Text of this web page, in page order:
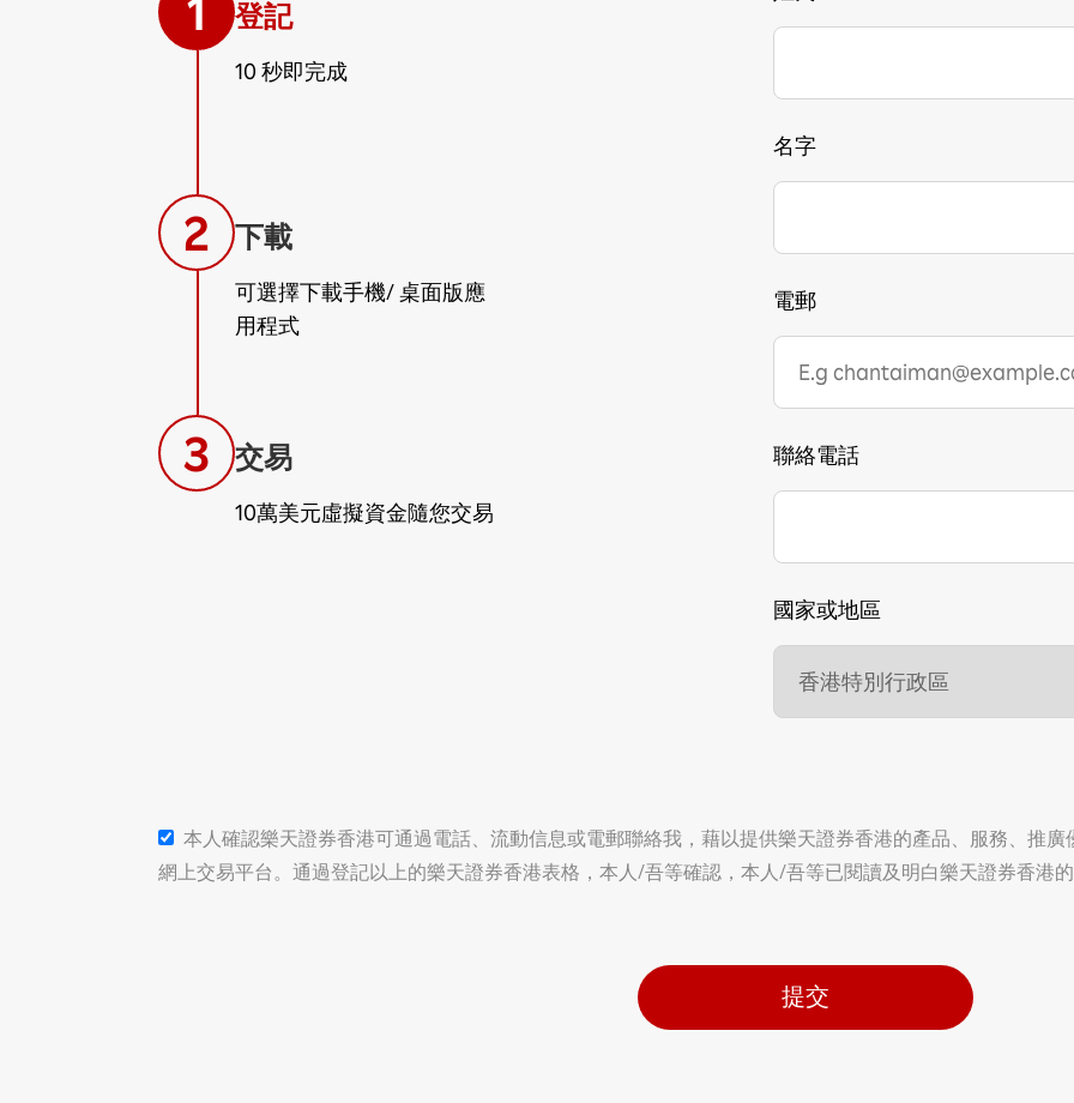
登記
10 秒即完成
2 下載
可選擇下載手機/ 桌面版應
用程式
3 交易
10萬美元虛擬資金隨您交易
名字
電郵
聯絡電話
國家或地區
本人確認樂天證券香港可通過電話、流動信息或電郵聯絡我，藉以提供樂天證券香港的產品、服務、推
網上交易平台。通過登記以上的樂天證券香港表格，本人/吾等確認，本人/吾等已閱讀及明白樂天證券香港的